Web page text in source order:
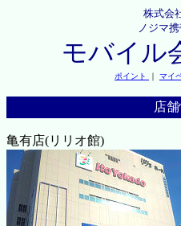
株式会
ノジマ
モバイル
ポイント ｜ マイ
店
亀有店(リリオ館)